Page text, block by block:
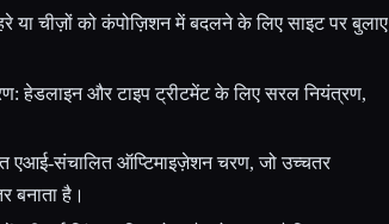
चीज़ों को कंपोज़िशन में बदलने के लिए साइट पर बुलाए
हेडलाइन और टाइप ट्रीटमेंट के लिए सरल नियंत्रण,
एआई-संचालित ऑप्टिमाइज़ेशन चरण, जो उच्चतर
बनाता है।